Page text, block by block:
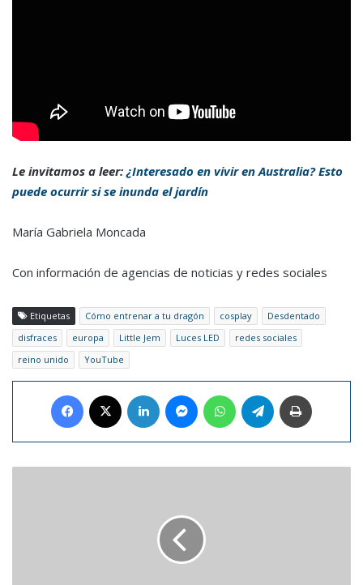
Le invitamos a leer: ¿Interesado en vivir en Australia? Esto
puede ocurrir si se inunda el jardín
María Gabriela Moncada
Con información de agencias de noticias y redes sociales
Etiquetas Cómo entrenar a tu dragón cosplay
Desdentado
disfraces
europa Little Jem Luces LED
redes sociales
reino unido
YouTube
Facebook LinkedIn MessengerWhatsAppTelegram